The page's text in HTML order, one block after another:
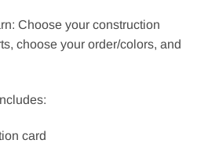
Choose your construction
choose your order/colors, and
card